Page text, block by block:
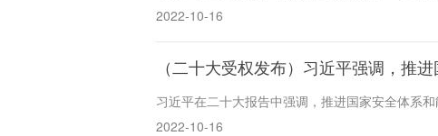
2022-10-16
（二十大受权发布）习近平强调，推
习近平在二十大报告中强调，推进国家安全体系
2022-10-16